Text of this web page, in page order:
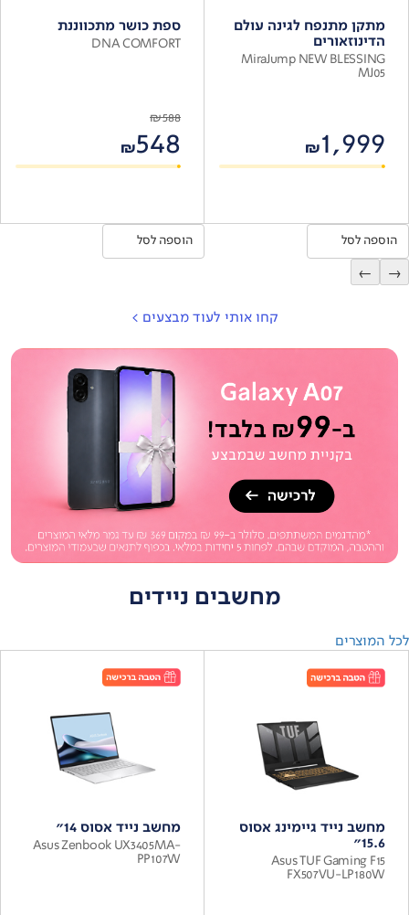
מתקן מתנפח לגינה עולם
הדינוזאורים
MiraJump NEW BLESSING
MJ05
₪1,999
הוספה לסל
ספת כושר מתכווננת
DNA COMFORT
₪588
₪548
הוספה לסל
→
←
קחו אותי לעוד מבצעים >
מחשבים ניידים
לכל המוצרים
מחשב נייד גיימינג אסוס
15.6"
Asus TUF Gaming F15
FX507VU-LP180W
מחשב נייד אסוס 14"
Asus Zenbook UX3405MA-
PP107W